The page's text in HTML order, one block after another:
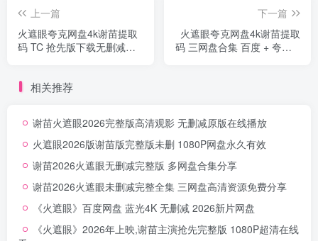
上一篇
火遮眼夸克网盘4k谢苗提取
码 TC 抢先版下载无删减秒
下一篇
火遮眼夸克网盘4k谢苗提取
码 三网盘合集 百度 + 夸克 +
相关推荐
谢苗火遮眼2026完整版高清观影 无删减原版在线播放
火遮眼2026版谢苗版完整版未删 1080P网盘永久有效
谢苗2026火遮眼无删减完整版 多网盘合集分享
谢苗2026火遮眼未删减完整全集 三网盘高清资源免费分享
《火遮眼》百度网盘 蓝光4K 无删减 2026新片网盘
《火遮眼》2026年上映,谢苗主演抢先完整版 1080P超清在线